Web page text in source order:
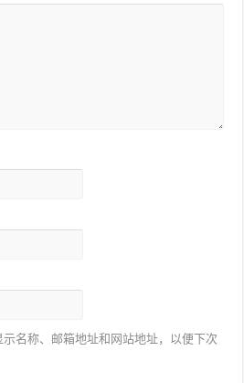
名称、邮箱地址和网站地址，以便下次